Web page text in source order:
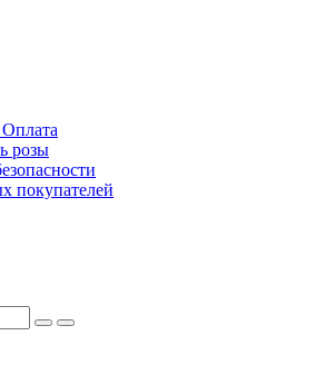
розы
покупателей